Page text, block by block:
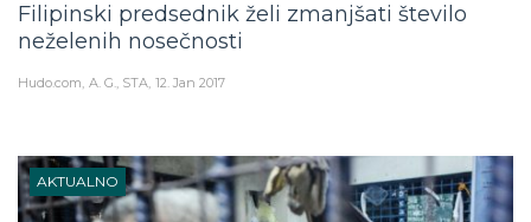
Filipinski predsednik želi zmanjšati število
neželenih nosečnosti
Hudo.com A. G., STA 12. Jan 2017
AKTUALNO